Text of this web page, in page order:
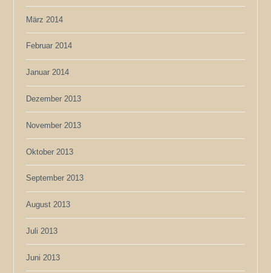
März 2014
Februar 2014
Januar 2014
Dezember 2013
November 2013
Oktober 2013
September 2013
August 2013
Juli 2013
Juni 2013